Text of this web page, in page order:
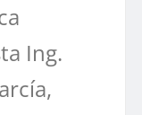
Ing.